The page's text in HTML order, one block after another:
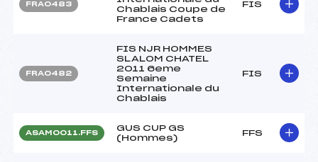
FRA0483
Chablais Coupe de
France Cadets
FIS
FRA0482
FIS NJR HOMMES
SLALOM CHATEL
2011 6eme
Semaine
Internationale du
Chablais
FIS
ASAM0011.FFS
GUS CUP GS
(Hommes)
FFS